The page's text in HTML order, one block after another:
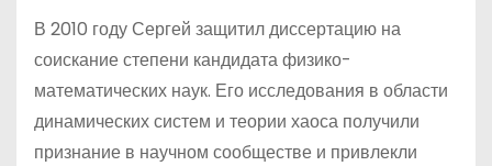
В 2010 году Сергей защитил диссертацию на
соискание степени кандидата физико-
математических наук. Его исследования в области
динамических систем и теории хаоса получили
признание в научном сообществе и привлекли